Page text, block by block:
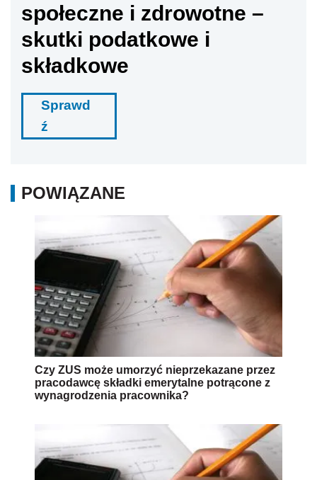
społeczne i zdrowotne –
skutki podatkowe i
składkowe
Sprawd
ź
POWIĄZANE
Czy ZUS może umorzyć nieprzekazane przez
pracodawcę składki emerytalne potrącone z
wynagrodzenia pracownika?